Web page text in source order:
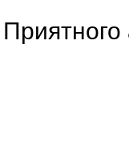
Приятного